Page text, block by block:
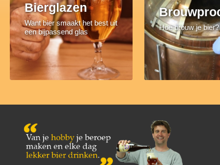
Bierglazen
Want bier smaakt het best uit
een bijpassend glas
Hoe brouw je bier?